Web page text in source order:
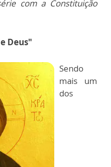
com a Constituição
Deus"
Sendo
mais um
dos